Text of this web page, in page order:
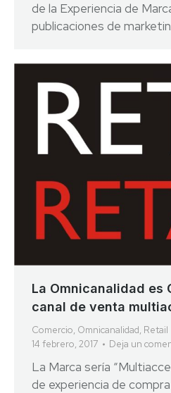
de la Experiencia de
publicaciones de
La Omnicanalidad es
canal de venta
Comercio, Omnicanalidad, Retail
14 febrero, 2017
Deja un
La Marca sería
de experiencia de